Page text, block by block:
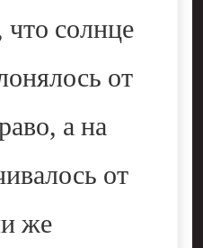
солнце
от
а на
от
же